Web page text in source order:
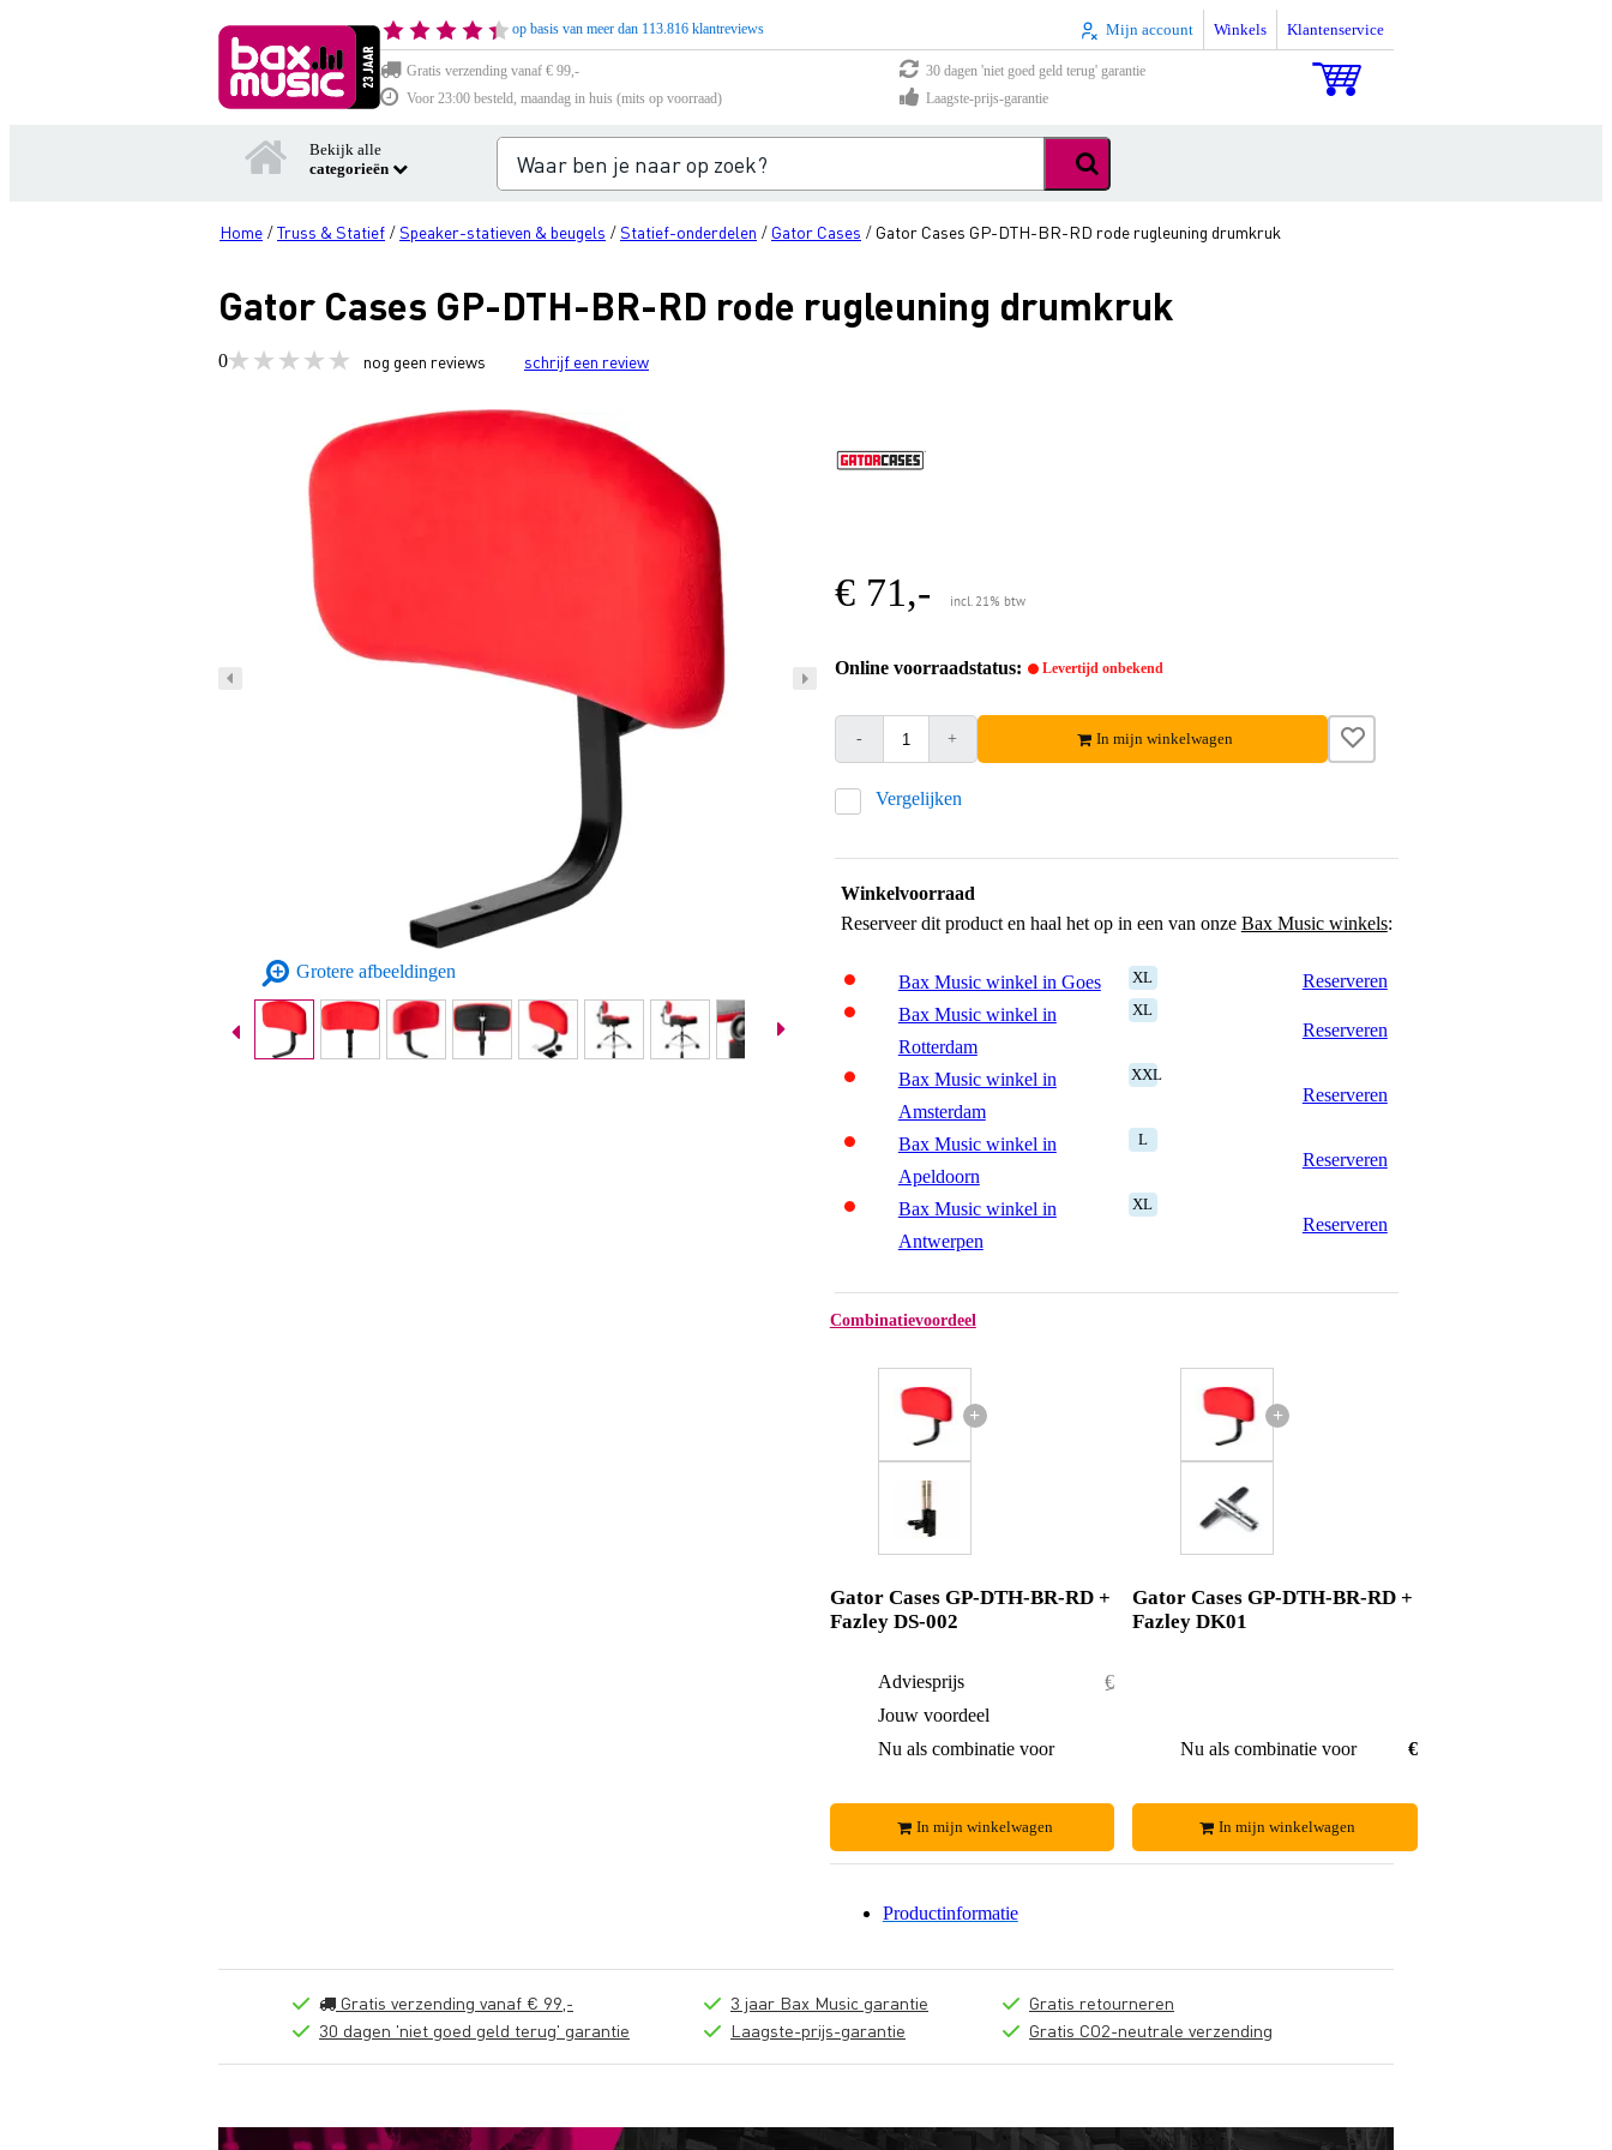
op basis van meer dan 113.816 klantreviews Mijn account Winkels Klantenservice
Gratis verzending vanaf € 99,-
30 dagen 'niet goed geld terug' garantie
Voor 23:00 besteld, maandag in huis (mits op voorraad)
Laagste-prijs-garantie
Bekijk alle
categorieën
Home /Truss & Statief /Speaker-statieven & beugels /Statief-onderdelen / Gator Cases / Gator Cases GP-DTH-BR-RD rode rugleuning drumkruk
Gator Cases GP-DTH-BR-RD rode rugleuning drumkruk
0 nog geen reviews schrijf een review
Grotere afbeeldingen
€ 71,- incl. 21% btw
Online voorraadstatus: Levertijd onbekend
- + In mijn winkelwagen
Vergelijken
Winkelvoorraad
Reserveer dit product en haal het op in een van onze Bax Music winkels:
Bax Music winkel in Goes XL
Reserveren
Bax Music winkel in
Rotterdam
XL
Reserveren
Bax Music winkel in
Amsterdam
XXL
Reserveren
Bax Music winkel in
Apeldoorn
L
Reserveren
Bax Music winkel in
Antwerpen
XL
Reserveren
Combinatievoordeel
+
Gator Cases GP-DTH-BR-RD +
Fazley DS-002
Adviesprijs
€ 78,50
Jouw voordeel
Nu als combinatie voor
In mijn winkelwagen
+
Gator Cases GP-DTH-BR-RD +
Fazley DK01
Nu als combinatie voor € 72,95
In mijn winkelwagen
Productinformatie
Gratis verzending vanaf € 99,-
30 dagen 'niet goed geld terug' garantie
3 jaar Bax Music garantie
Laagste-prijs-garantie
Gratis retourneren
Gratis CO2-neutrale verzending